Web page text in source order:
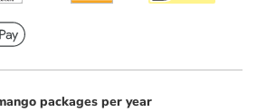
packages per year